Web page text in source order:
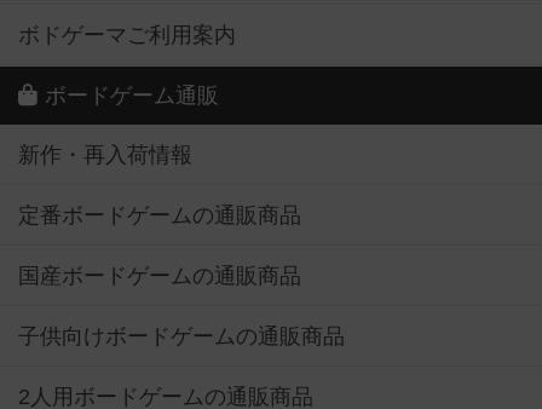
ボドゲーマご利用案内
ボードゲーム通販
新作・再入荷情報
定番ボードゲームの通販商品
国産ボードゲームの通販商品
子供向けボードゲームの通販商品
2人用ボードゲームの通販商品